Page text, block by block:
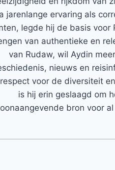
jarenlange ervaring als
legde hij de basis
van authentieke en
van Rudaw, wil Aydin
nieuws en
voor de diversiteit
is hij erin geslaagd om
bron voor